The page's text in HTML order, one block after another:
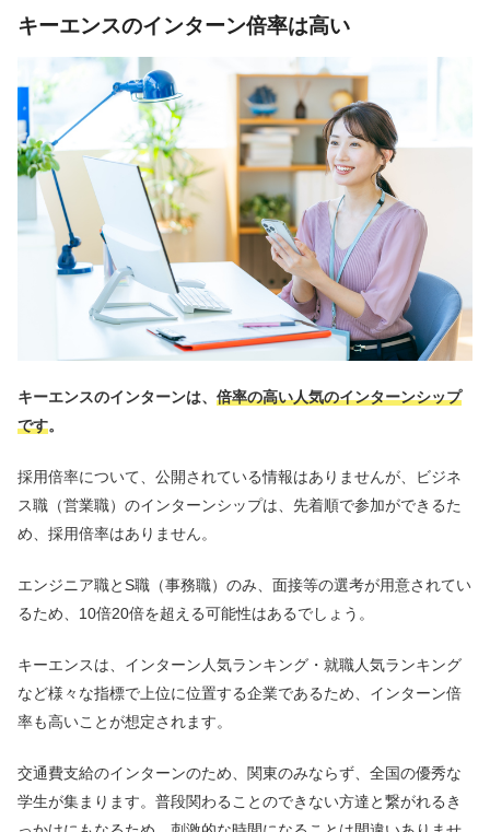
キーエンスのインターン倍率は高い
キーエンスのインターンは、 倍率の高い人気のインターンシップ
です。
採用倍率について、公開されている情報はありませんが、ビジネ
ス職（営業職）のインターンシップは、先着順で参加ができるた
め、採用倍率はありません。
エンジニア職とS職（事務職）のみ、面接等の選考が用意されてい
るため、10倍20倍を超える可能性はあるでしょう。
キーエンスは、インターン人気ランキング・就職人気ランキング
など様々な指標で上位に位置する企業であるため、インターン倍
率も高いことが想定されます。
交通費支給のインターンのため、関東のみならず、全国の優秀な
学生が集まります。普段関わることのできない方達と繋がれるき